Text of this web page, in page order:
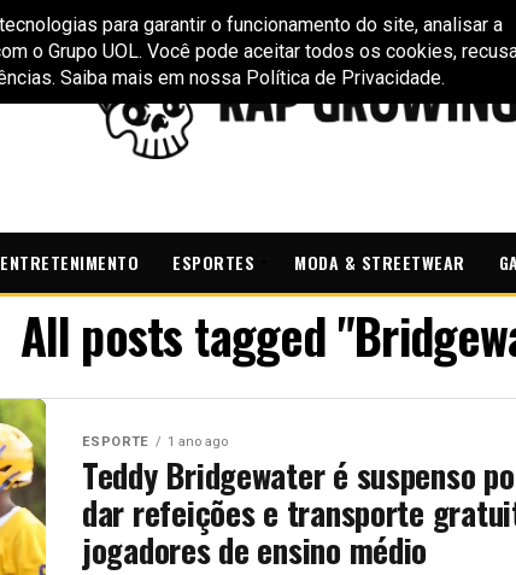
ENTRETENIMENTO ESPORTES MODA & STREETWEAR
All posts tagged
ESPORTE 1 ano ago
Teddy Bridgewater é suspenso
dar refeições e transporte
jogadores de ensino médio